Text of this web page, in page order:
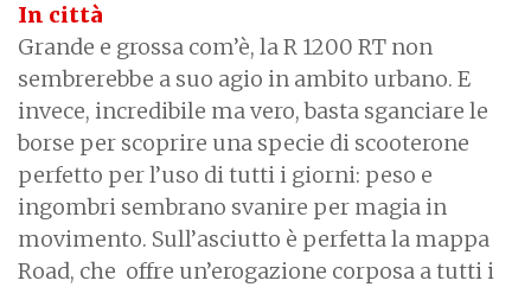
In città
Grande e grossa com’è, la R 1200 RT non
sembrerebbe a suo agio in ambito urbano. E
invece, incredibile ma vero, basta sganciare le
borse per scoprire una specie di scooterone
perfetto per l’uso di tutti i giorni: peso e
ingombri sembrano svanire per magia in
movimento. Sull’asciutto è perfetta la mappa
Road, che offre un’erogazione corposa a tutti i